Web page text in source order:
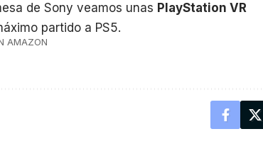
de Sony veamos unas PlayStation VR
partido a PS5.
AMAZON